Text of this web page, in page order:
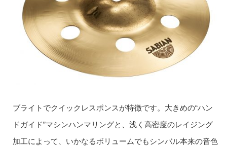
ブライトでクイックレスポンスが特徴です。大きめの“ハン
ドガイド”マシンハンマリングと、浅く高密度のレイジング
加工によって、いかなるボリュームでもシンバル本来の音色